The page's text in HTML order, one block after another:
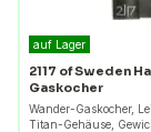
auf Lager
2117 of Sweden
Gaskocher
Wander-Gaskocher,
Titan-Gehäuse,